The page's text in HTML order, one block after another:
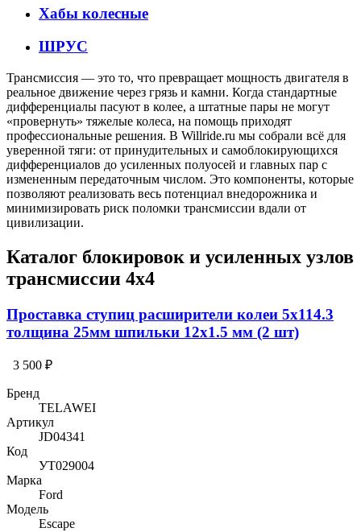
Хабы колесные
ШРУС
Трансмиссия — это то, что превращает мощность двигателя в
реальное движение через грязь и камни. Когда стандартные
дифференциалы пасуют в колее, а штатные пары не могут
«провернуть» тяжелые колеса, на помощь приходят
профессиональные решения. В Willride.ru мы собрали всё для
уверенной тяги: от принудительных и самоблокирующихся
дифференциалов до усиленных полуосей и главных пар с
измененным передаточным числом. Это компоненты, которые
позволяют реализовать весь потенциал внедорожника и
минимизировать риск поломки трансмиссии вдали от
цивилизации.
Каталог блокировок и усиленных узлов
трансмиссии 4х4
Проставка ступиц расширители колеи 5x114.3
толщина 25мм шпильки 12х1.5 мм (2 шт)
3 500 ₽
Бренд
TELAWEI
Артикул
JD04341
Код
УТ029004
Марка
Ford
Модель
Escape